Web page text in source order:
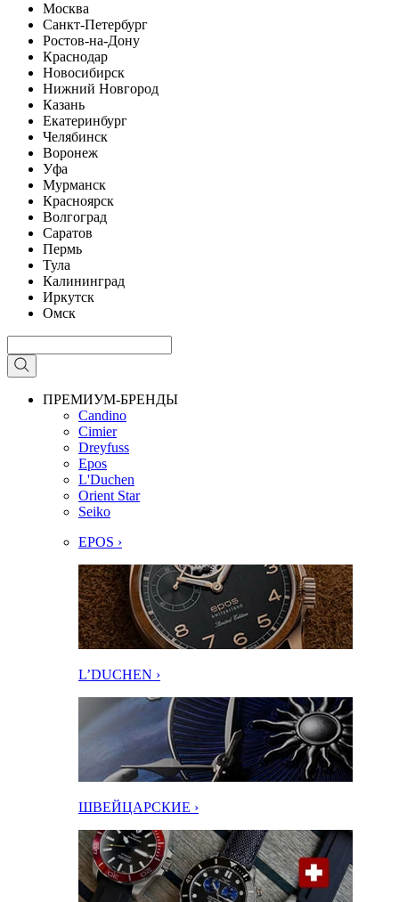
Москва
Санкт-Петербург
Ростов-на-Дону
Краснодар
Новосибирск
Нижний Новгород
Казань
Екатеринбург
Челябинск
Воронеж
Уфа
Мурманск
Красноярск
Волгоград
Саратов
Пермь
Тула
Калининград
Иркутск
Омск
ПРЕМИУМ-БРЕНДЫ
Candino
Cimier
Dreyfuss
Epos
L'Duchen
Orient Star
Seiko
EPOS ›
L’DUCHEN ›
ШВЕЙЦАРСКИЕ ›